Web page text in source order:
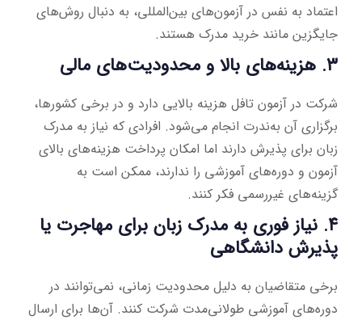
اعتماد به نفس در آزمون‌های بین‌المللی، به دنبال روش‌های
جایگزین مانند خرید مدرک هستند.
۳. هزینه‌های بالا و محدودیت‌های مالی
شرکت در آزمون تافل هزینه بالایی دارد و در برخی کشورها،
برگزاری آن به‌ندرت انجام می‌شود. افرادی که نیاز به مدرک
زبان برای پذیرش دارند اما امکان پرداخت هزینه‌های بالای
آزمون و دوره‌های آموزشی را ندارند، ممکن است به
گزینه‌های غیررسمی فکر کنند.
۴. نیاز فوری به مدرک زبان برای مهاجرت یا
پذیرش دانشگاهی
برخی متقاضیان به دلیل محدودیت زمانی، نمی‌توانند در
دوره‌های آموزشی طولانی‌مدت شرکت کنند. آن‌ها برای ارسال